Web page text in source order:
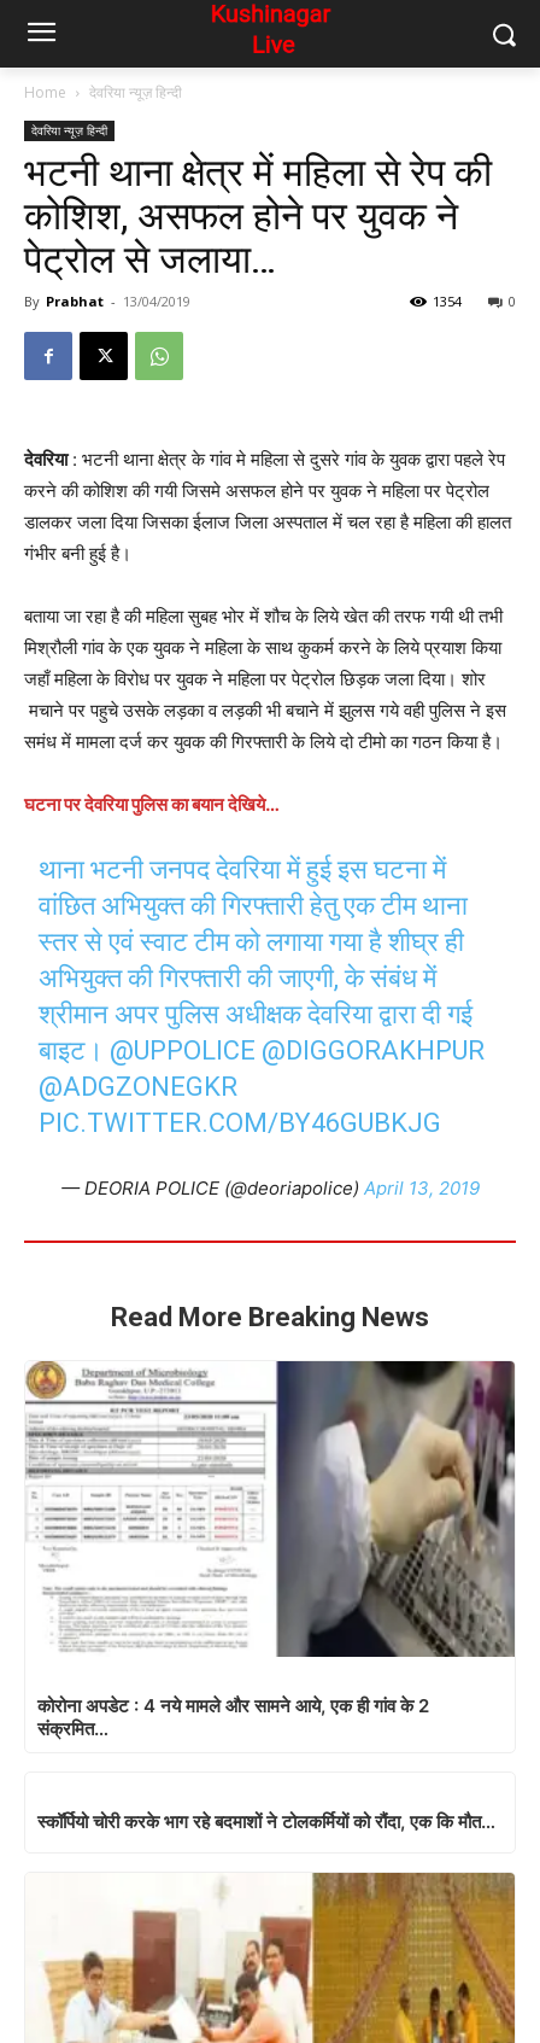
Home देवरिया न्यूज़ हिन्दी
देवरिया न्यूज़ हिन्दी
भटनी थाना क्षेत्र में महिला से रेप की
कोशिश, असफल होने पर युवक ने
पेट्रोल से जलाया…
By Prabhat - 13/04/2019 0
1354
देवरिया: भटनी थाना क्षेत्र के गांव मे महिला से दुसरे गांव के युवक द्वारा पहले रेप
करने की कोशिश की गयी जिसमे असफल होने पर युवक ने महिला पर पेट्रोल
डालकर जला दिया जिसका ईलाज जिला अस्पताल में चल रहा है महिला की हालत
गंभीर बनी हुई है।
बताया जा रहा है की महिला सुबह भोर में शौच के लिये खेत की तरफ गयी थी तभी
मिश्रौली गांव के एक युवक ने महिला के साथ कुकर्म करने के लिये प्रयाश किया
जहाँ महिला के विरोध पर युवक ने महिला पर पेट्रोल छिड़क जला दिया। शोर
मचाने पर पहुचे उसके लड़का व लड़की भी बचाने में झुलस गये वही पुलिस ने इस
समंध में मामला दर्ज कर युवक की गिरफ्तारी के लिये दो टीमो का गठन किया है।
घटना पर देवरिया पुलिस का बयान देखिये…
थाना भटनी जनपद देवरिया में हुई इस घटना में
वांछित अभियुक्त की गिरफ्तारी हेतु एक टीम थाना
स्तर से एवं स्वाट टीम को लगाया गया है शीघ्र ही
अभियुक्त की गिरफ्तारी की जाएगी, के संबंध में
श्रीमान अपर पुलिस अधीक्षक देवरिया द्वारा दी गई
बाइट। @UPPOLICE @DIGGORAKHPUR
@ADGZONEGKR
PIC.TWITTER.COM/BY46GUBKJG
— DEORIA POLICE (@deoriapolice) April 13, 2019
Read More Breaking News
कोरोना अपडेट : 4 नये मामले और सामने आये, एक ही गांव के 2
संक्रमित…
स्कॉर्पियो चोरी करके भाग रहे बदमाशों ने टोलकर्मियों को रौंदा, एक कि मौत…